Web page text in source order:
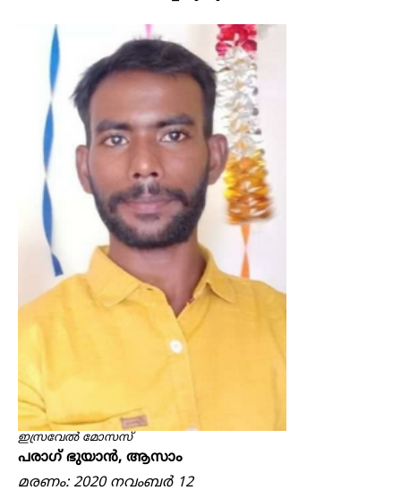
ഇസ്രവേൽ‌ മോസസ്
പരാഗ് ഭുയാൻ, ആസാം
മരണം: 2020 നവംബർ 12